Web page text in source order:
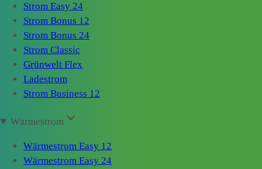
Strom Easy 24
Strom Bonus 12
Strom Bonus 24
Strom Classic
Grünwelt Flex
Ladestrom
Strom Business 12
Wärmestrom
Wärmestrom Easy 12
Wärmestrom Easy 24